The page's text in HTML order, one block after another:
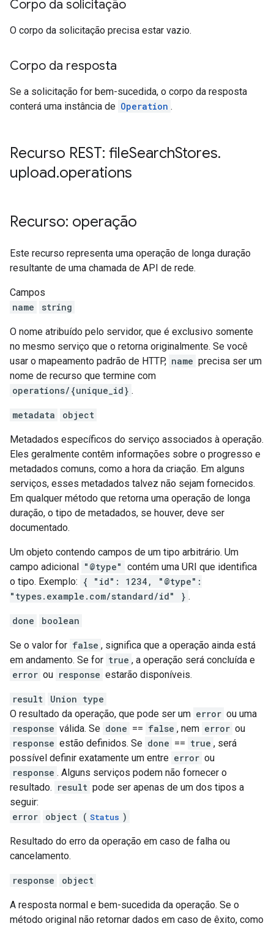
Corpo da solicitação
O corpo da solicitação precisa estar vazio.
Corpo da resposta
Se a solicitação for bem-sucedida, o corpo da resposta
conterá uma instância de Operation .
Recurso REST: fileSearchStores.
upload.operations
Recurso: operação
Este recurso representa uma operação de longa duração
resultante de uma chamada de API de rede.
Campos
name
string
O nome atribuído pelo servidor, que é exclusivo somente
no mesmo serviço que o retorna originalmente. Se você
usar o mapeamento padrão de HTTP, name precisa ser um
nome de recurso que termine com
operations/{unique_id} .
metadata object
Metadados específicos do serviço associados à operação.
Eles geralmente contêm informações sobre o progresso e
metadados comuns, como a hora da criação. Em alguns
serviços, esses metadados talvez não sejam fornecidos.
Em qualquer método que retorna uma operação de longa
duração, o tipo de metadados, se houver, deve ser
documentado.
Um objeto contendo campos de um tipo arbitrário. Um
campo adicional "@type" contém uma URI que identifica
o tipo. Exemplo: { "id": 1234, "@type":
"types.example.com/standard/id" } .
done boolean
Se o valor for false , significa que a operação ainda está
em andamento. Se for true , a operação será concluída e
error ou response estarão disponíveis.
result
Union type
O resultado da operação, que pode ser um error ou uma
response válida. Se done == false , nem error ou
response estão definidos. Se done == true , será
possível definir exatamente um entre error ou
response . Alguns serviços podem não fornecer o
resultado. result pode ser apenas de um dos tipos a
seguir:
error
object ( Status )
Resultado do erro da operação em caso de falha ou
cancelamento.
response object
A resposta normal e bem-sucedida da operação. Se o
método original não retornar dados em caso de êxito, como